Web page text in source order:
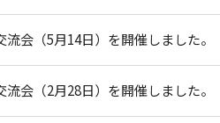
会（5月14日）を開催しました。
会（2月28日）を開催しました。